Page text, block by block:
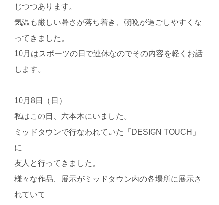
じつつあります。
気温も厳しい暑さが落ち着き、朝晩が過ごしやすくな
ってきました。
10月はスポーツの日で連休なのでその内容を軽くお話
します。
10月 8日（日）
私はこの日、六本木にいました。
ミッドタウンで行なわれていた「 DESIGN TOUCH 」
に
友人と行ってきました。
様々な作品、展示がミッドタウン内の各場所に展示さ
れていて